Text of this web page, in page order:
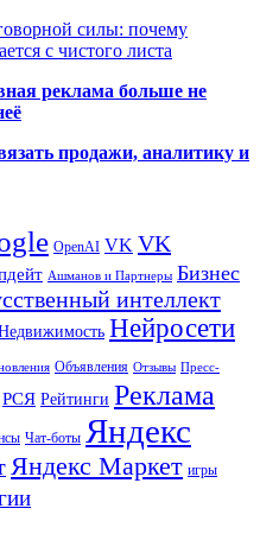
силы: почему
с чистого листа
реклама больше не
продажи, аналитику и
OpenAI VK VK
Ашманов и Партнеры Бизнес
интеллект
Нейросети
Объявления Отзывы Пресс-
РСЯ Рейтинги Реклама
Чат-боты Яндекс
Яндекс Маркет игры